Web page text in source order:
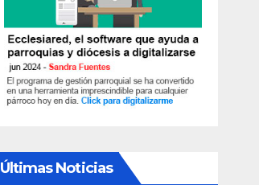
Últimas Noticias